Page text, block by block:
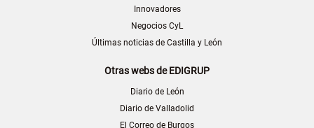
Innovadores
Negocios CyL
Últimas noticias de Castilla y León
Otras webs de EDIGRUP
Diario de León
Diario de Valladolid
El Correo de Burgos